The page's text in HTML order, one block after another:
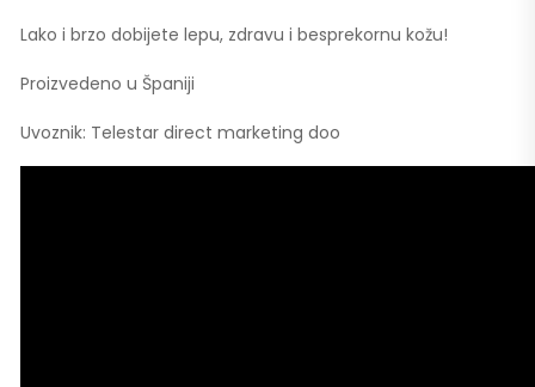
Lako i brzo dobijete lepu, zdravu i besprekornu kožu!
Proizvedeno u Španiji
Uvoznik: Telestar direct marketing doo